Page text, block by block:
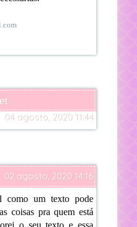
04 agosto, 2020 11:44
02 agosto, 2020 14:16
como um texto pode
coisas pra quem está
o seu texto e essa